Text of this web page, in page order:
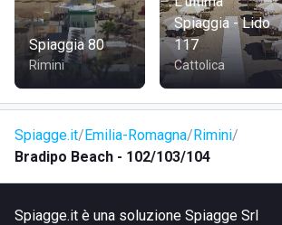
Bradipo Beach 104 è comodamente
in bicicletta dal centro di Rimini, data la
favorevole all'interno della città. Questo
accessibile sia per i residenti che per i
soggiornano nelle vicinanze.
Spiaggia 80
Rimini
Spiaggia - Lido
117
Cattolica
Spiagge.it Emilia-Romagna Rimini
Bradipo Beach - 102/103/104
Spiagge.it è una soluzione Spiagge Srl